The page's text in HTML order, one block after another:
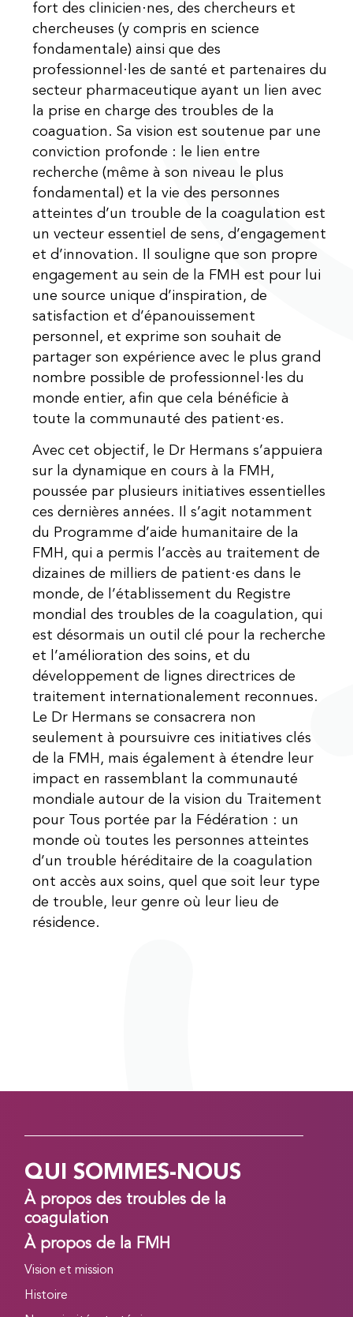
fort des clinicien·nes, des chercheurs et
chercheuses (y compris en science
fondamentale) ainsi que des
professionnel·les de santé et partenaires du
secteur pharmaceutique ayant un lien avec
la prise en charge des troubles de la
coaguation. Sa vision est soutenue par une
conviction profonde : le lien entre
recherche (même à son niveau le plus
fondamental) et la vie des personnes
atteintes d’un trouble de la coagulation est
un vecteur essentiel de sens, d’engagement
et d’innovation. Il souligne que son propre
engagement au sein de la FMH est pour lui
une source unique d’inspiration, de
satisfaction et d’épanouissement
personnel, et exprime son souhait de
partager son expérience avec le plus grand
nombre possible de professionnel·les du
monde entier, afin que cela bénéficie à
toute la communauté des patient·es.
Avec cet objectif, le Dr Hermans s’appuiera
sur la dynamique en cours à la FMH,
poussée par plusieurs initiatives essentielles
ces dernières années. Il s’agit notamment
du Programme d’aide humanitaire de la
FMH, qui a permis l’accès au traitement de
dizaines de milliers de patient·es dans le
monde, de l’établissement du Registre
mondial des troubles de la coagulation, qui
est désormais un outil clé pour la recherche
et l’amélioration des soins, et du
développement de lignes directrices de
traitement internationalement reconnues.
Le Dr Hermans se consacrera non
seulement à poursuivre ces initiatives clés
de la FMH, mais également à étendre leur
impact en rassemblant la communauté
mondiale autour de la vision du Traitement
pour Tous portée par la Fédération : un
monde où toutes les personnes atteintes
d’un trouble héréditaire de la coagulation
ont accès aux soins, quel que soit leur type
de trouble, leur genre où leur lieu de
résidence.
QUI SOMMES-NOUS
À propos des troubles de la
coagulation
À propos de la FMH
Vision et mission
Histoire